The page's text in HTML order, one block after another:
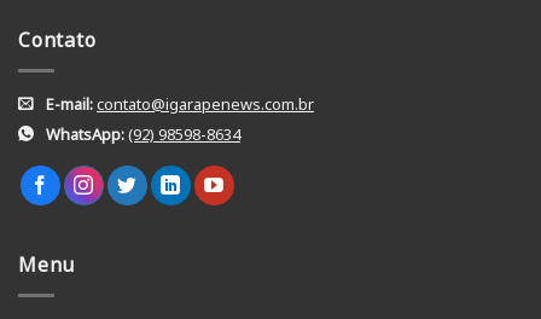
Contato
E-mail:contato@igarapenews.com.br
WhatsApp:(92) 98598-8634
Menu